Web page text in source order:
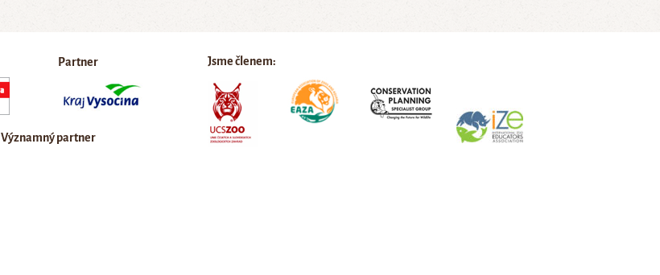
Partner
Významný partner
Jsme členem: